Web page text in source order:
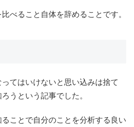
べること自体を辞めることです。
てはいけないと思い込みは捨て
うという記事でした。
ことで自分のことを分析する良い